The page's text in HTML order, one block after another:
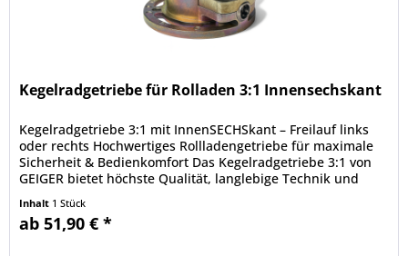
Kegelradgetriebe für Rolladen 3:1 Innensechskant
Kegelradgetriebe 3:1 mit InnenSECHSkant – Freilauf links
oder rechts Hochwertiges Rollladengetriebe für maximale
Sicherheit & Bedienkomfort Das Kegelradgetriebe 3:1 von
GEIGER bietet höchste Qualität, langlebige Technik und
Inhalt 1 Stück
ab 51,90 € *